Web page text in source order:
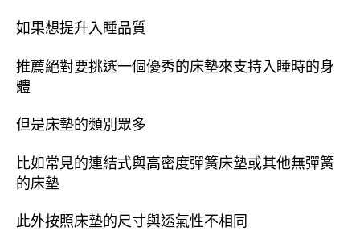
如果想提升入睡品質
推薦絕對要挑選一個優秀的床墊來支持入睡時的身
體
但是床墊的類別眾多
比如常見的連結式與高密度彈簧床墊或其他無彈簧
的床墊
此外按照床墊的尺寸與透氣性不相同